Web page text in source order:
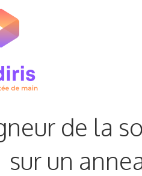
de la
sur un